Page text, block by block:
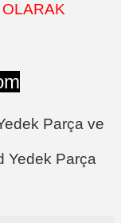
Parça ve
Yedek Parça